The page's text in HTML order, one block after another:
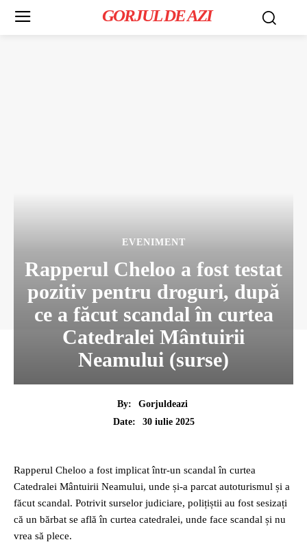
GORJUL DE AZI
EVENIMENT
Rapperul Cheloo a fost testat
pozitiv pentru droguri, după
ce a făcut scandal în curtea
Catedralei Mântuirii
Neamului (surse)
By:
Gorjuldeazi
Date:
30 iulie 2025
Rapperul Cheloo a fost implicat într-un scandal în curtea
Catedralei Mântuirii Neamului, unde și-a parcat autoturismul și a
făcut scandal. Potrivit surselor judiciare, polițiștii au fost sesizați
că un bărbat se află în curtea catedralei, unde face scandal și nu
vrea să plece.